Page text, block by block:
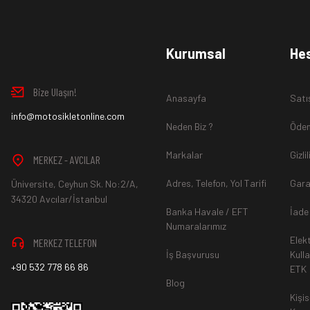
www.MotosikletOnline.com alışveriş sitesinden almış
Aksi durum söz konusu olduğunda
*İade ve Değişim sürecinde ürünlerin "Gönderici Ödemeli”
Ürün mağazamıza ulaştıktan sonra gerekli incelemelerin
hesaba ya da Kredi Kartına "Beş (5) ile On (10) iş günü”
durumlar ilgili bankanız ile yapılan sözleşme yükümlülüğüne
Bize Ulaşın!
info@motosikletonline.com
MERKEZ - AVCILAR
Üniversite, Ceyhun Sk. No:2/A,
34320 Avcılar/İstanbul
MERKEZ TELEFON
+90 532 778 66 86
Kurumsal
Anasayfa
Neden Biz ?
Markalar
Adres, Telefon, Yol Tarifi
Banka Havale / EFT
Numaralarımız
İş Başvurusu
Blog
İade
ETK